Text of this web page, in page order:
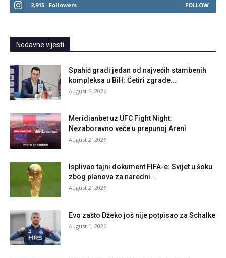
2,915 Followers FOLLOW
Nedavne vijesti
Spahić gradi jedan od najvećih stambenih
kompleksa u BiH: Četiri zgrade...
August 5, 2026
Meridianbet uz UFC Fight Night:
Nezaboravno veče u prepunoj Areni
August 2, 2026
Isplivao tajni dokument FIFA-e: Svijet u šoku
zbog planova za naredni...
August 2, 2026
Evo zašto Džeko još nije potpisao za Schalke
August 1, 2026